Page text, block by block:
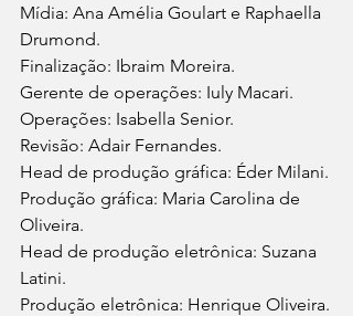
Mídia: Ana Amélia Goulart e Raphaella
Drumond.
Finalização: Ibraim Moreira.
Gerente de operações: Iuly Macari.
Operações: Isabella Senior.
Revisão: Adair Fernandes.
Head de produção gráfica: Éder Milani.
Produção gráfica: Maria Carolina de
Oliveira.
Head de produção eletrônica: Suzana
Latini.
Produção eletrônica: Henrique Oliveira.